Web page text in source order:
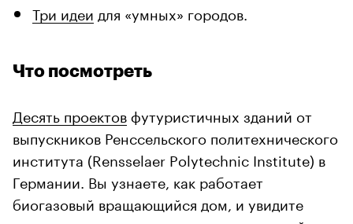
Три идеи для «умных» городов.
Что посмотреть
Десять проектовфутуристичных зданий от
выпускников Ренссельского политехнического
института (Rensselaer Polytechnic Institute) в
Германии. Вы узнаете, как работает
биогазовый вращающийся дом, и увидите